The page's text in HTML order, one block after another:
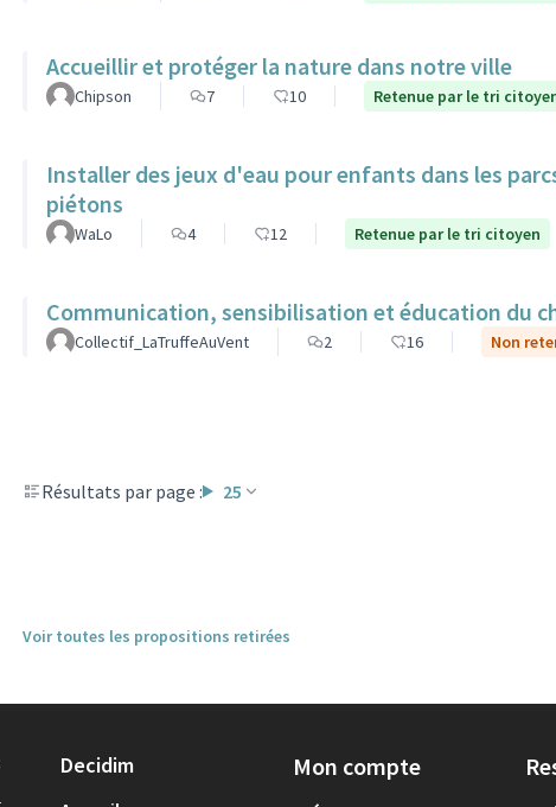
Accueillir et protéger la nature dans notre ville
Chipson 7 10 Retenue par le tri
Installer des jeux d'eau pour enfants dans les
piétons
WaLo 4 12 Retenue par le tri citoyen
Communication, sensibilisation et éducation du
Collectif_LaTruffeAuVent 2 16 Non
Résultats par page : 25
Voir toutes les propositions retirées
Decidim Mon compte